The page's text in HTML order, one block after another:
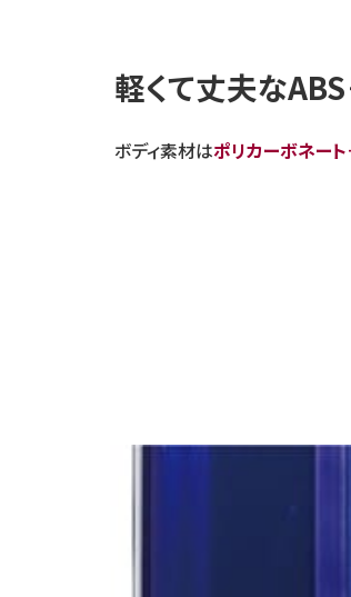
軽くて丈夫な
ボディ素材はポリカーボネー